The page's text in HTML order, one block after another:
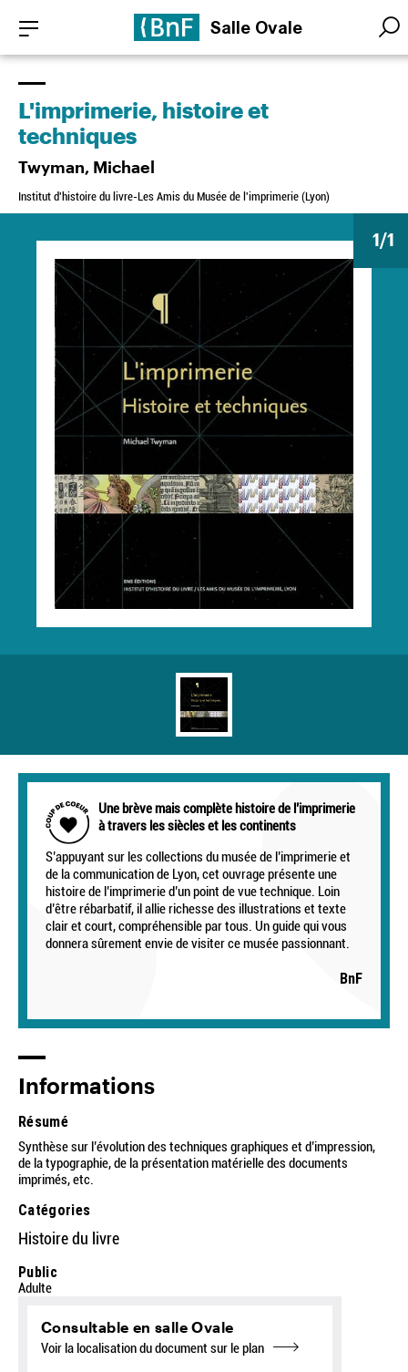
contenu
principal
Salle Ovale
1/1
L'imprimerie, histoire et
techniques
Twyman, Michael
Institut d'histoire du livre-Les Amis du Musée de l'imprimerie (Lyon)
Une brève mais complète histoire de l’imprimerie
à travers les siècles et les continents
S’appuyant sur les collections du musée de l’imprimerie et
de la communication de Lyon, cet ouvrage présente une
histoire de l’imprimerie d’un point de vue technique. Loin
d’être rébarbatif, il allie richesse des illustrations et texte
clair et court, compréhensible par tous. Un guide qui vous
donnera sûrement envie de visiter ce musée passionnant.
BnF
Informations
Résumé
Synthèse sur l’évolution des techniques graphiques et d’impression,
de la typographie, de la présentation matérielle des documents
imprimés, etc.
Catégories
Histoire du livre
Public
Adulte
Consultable en salle Ovale
Voir la localisation du document sur le plan
Panneau de gestion des cookies